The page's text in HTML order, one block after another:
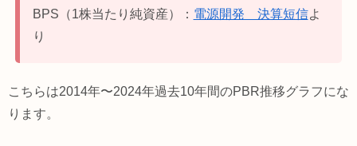
BPS（1株当たり純資産）： 電源開発 決算短信よ
り
こちらは2014年〜2024年過去10年間のPBR推移グラフにな
ります。